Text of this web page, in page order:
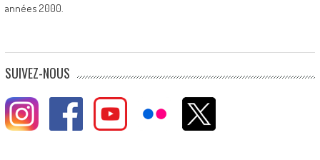
années 2000.
SUIVEZ-NOUS